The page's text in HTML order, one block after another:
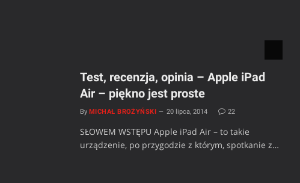
Test, recenzja, opinia – Apple iPad
Air – piękno jest proste
By MICHAŁ BROŻYŃSKI 20 lipca, 2014 22
SŁOWEM WSTĘPU Apple iPad Air – to takie
urządzenie, po przygodzie z którym, spotkanie z…